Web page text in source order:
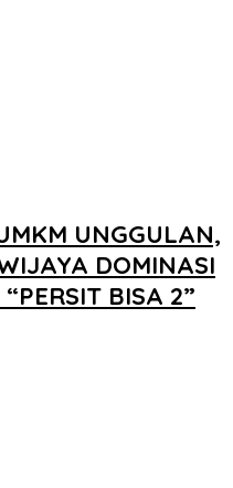
UNGGULAN,
DOMINASI
BISA 2”